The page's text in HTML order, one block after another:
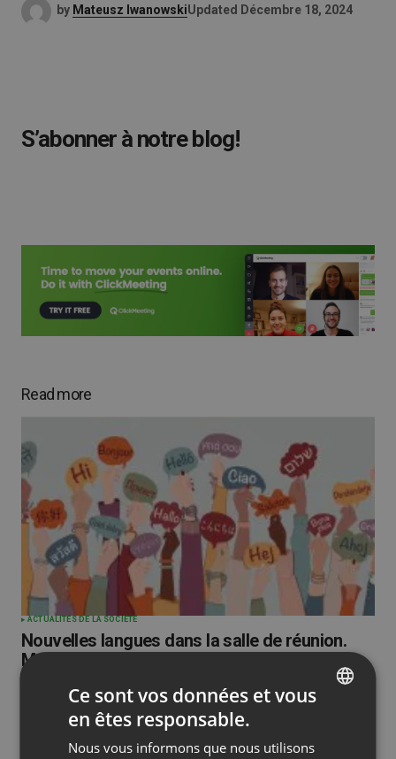
by Mateusz IwanowskiUpdated Décembre 18, 2024
S’abonner à notre blog!
Read more
ACTUALITÉS DE LA SOCIÉTÉ
Nouvelles langues dans la salle de réunion.
Maintenant 23 langues dans ClickMeeting
FRENCH
Ce sont vos données et vous
en êtes responsable.
Nous vous informons que nous utilisons